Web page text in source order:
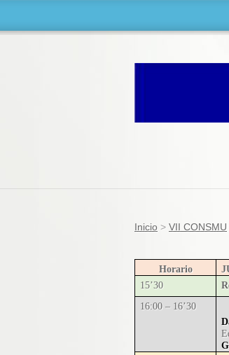
Inicio > VII CONSMU
Horario
15’30
16:00 – 16’30